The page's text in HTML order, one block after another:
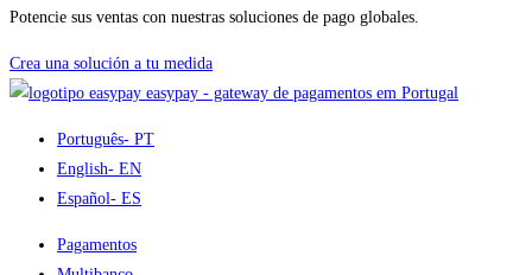
Potencie sus ventas con nuestras soluciones de pago globales.
Crea una solución a tu medida
easypay - gateway de pagamentos em Portugal
Português- PT
English- EN
Español- ES
Pagamentos